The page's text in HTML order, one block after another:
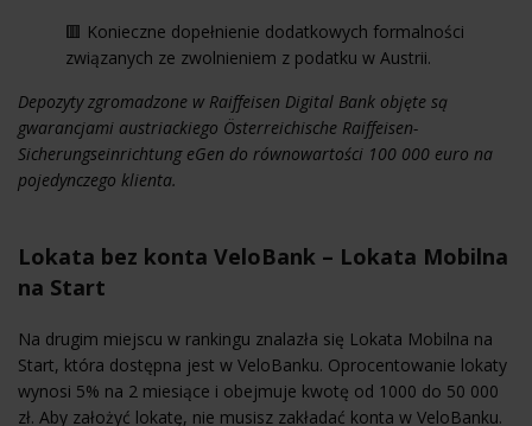
🟥 Konieczne dopełnienie dodatkowych formalności
związanych ze zwolnieniem z podatku w Austrii.
Depozyty zgromadzone w Raiffeisen Digital Bank objęte są
gwarancjami austriackiego Österreichische Raiffeisen-
Sicherungseinrichtung eGen do równowartości 100 000 euro na
pojedynczego klienta.
Lokata bez konta VeloBank – Lokata Mobilna
na Start
Na drugim miejscu w rankingu znalazła się Lokata Mobilna na
Start, która dostępna jest w VeloBanku. Oprocentowanie lokaty
wynosi 5% na 2 miesiące i obejmuje kwotę od 1000 do 50 000
zł. Aby założyć lokatę, nie musisz zakładać konta w VeloBanku.